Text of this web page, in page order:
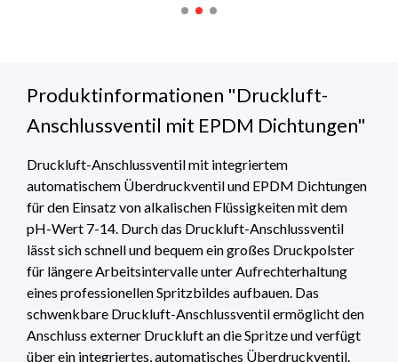
Produktinformationen "Druckluft-
Anschlussventil mit EPDM Dichtungen"
Druckluft-Anschlussventil mit integriertem
automatischem Überdruckventil und EPDM Dichtungen
für den Einsatz von alkalischen Flüssigkeiten mit dem
pH-Wert 7-14. Durch das Druckluft-Anschlussventil
lässt sich schnell und bequem ein großes Druckpolster
für längere Arbeitsintervalle unter Aufrechterhaltung
eines professionellen Spritzbildes aufbauen. Das
schwenkbare Druckluft-Anschlussventil ermöglicht den
Anschluss externer Druckluft an die Spritze und verfügt
über ein integriertes, automatisches Überdruckventil.